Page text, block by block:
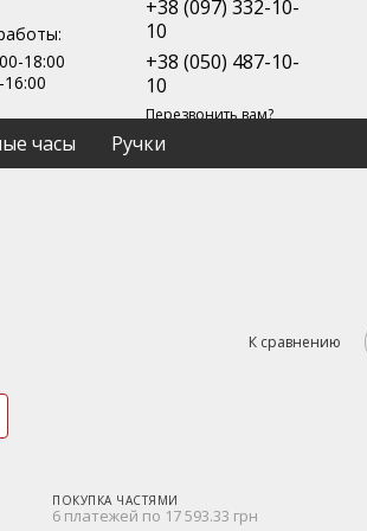
18:00
+38 (097) 332-10-
10
+38 (050) 487-10-
10
Перезвонить вам?
часы Ручки
К сравнению
ПОКУПКА ЧАСТЯМИ
6 платежей по 17 593.33 грн